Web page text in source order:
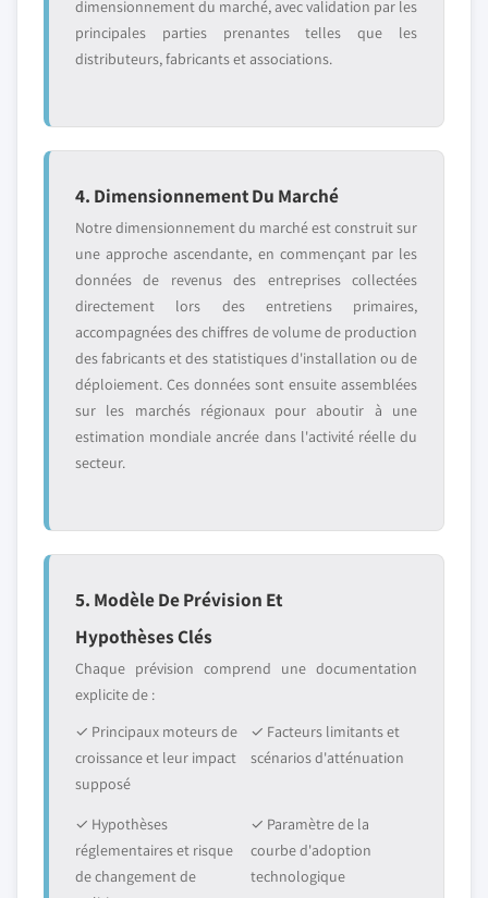
dimensionnement du marché, avec validation par les
principales parties prenantes telles que les
distributeurs, fabricants et associations.
4. Dimensionnement Du Marché
Notre dimensionnement du marché est construit sur
une approche ascendante, en commençant par les
données de revenus des entreprises collectées
directement lors des entretiens primaires,
accompagnées des chiffres de volume de production
des fabricants et des statistiques d'installation ou de
déploiement. Ces données sont ensuite assemblées
sur les marchés régionaux pour aboutir à une
estimation mondiale ancrée dans l'activité réelle du
secteur.
5. Modèle De Prévision Et
Hypothèses Clés
Chaque prévision comprend une documentation
explicite de :
✓ Principaux moteurs de
croissance et leur impact
supposé
✓ Facteurs limitants et
scénarios d'atténuation
✓ Hypothèses
réglementaires et risque
de changement de
✓ Paramètre de la
courbe d'adoption
technologique